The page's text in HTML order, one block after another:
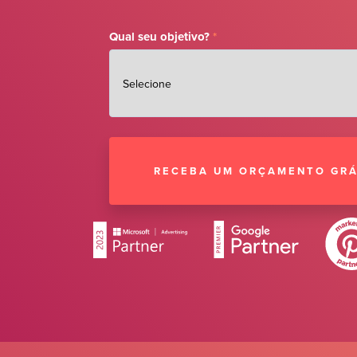
Qual seu objetivo? *
RECEBA UM ORÇAMENTO